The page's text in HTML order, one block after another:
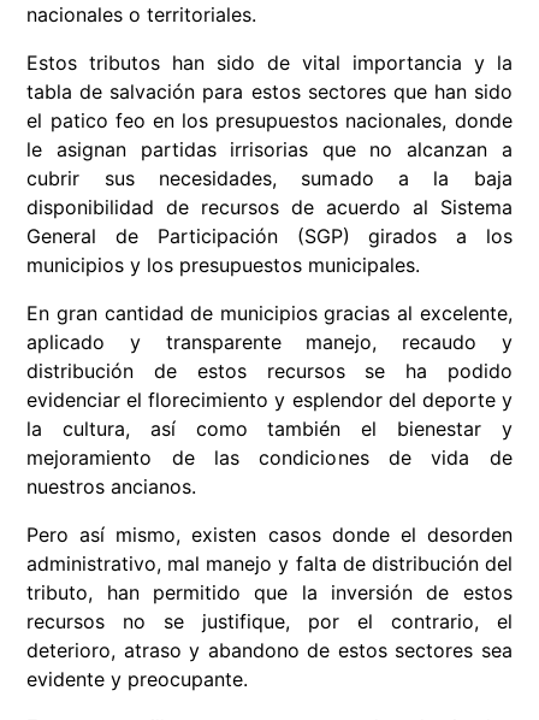
nacionales o territoriales.
Estos tributos han sido de vital importancia y la
tabla de salvación para estos sectores que han sido
el patico feo en los presupuestos nacionales, donde
le asignan partidas irrisorias que no alcanzan a
cubrir sus necesidades, sumado a la baja
disponibilidad de recursos de acuerdo al Sistema
General de Participación (SGP) girados a los
municipios y los presupuestos municipales.
En gran cantidad de municipios gracias al excelente,
aplicado y transparente manejo, recaudo y
distribución de estos recursos se ha podido
evidenciar el florecimiento y esplendor del deporte y
la cultura, así como también el bienestar y
mejoramiento de las condiciones de vida de
nuestros ancianos.
Pero así mismo, existen casos donde el desorden
administrativo, mal manejo y falta de distribución del
tributo, han permitido que la inversión de estos
recursos no se justifique, por el contrario, el
deterioro, atraso y abandono de estos sectores sea
evidente y preocupante.